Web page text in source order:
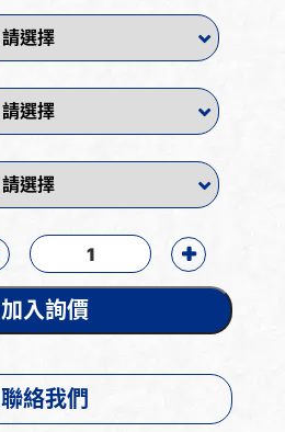
加入詢價
聯絡我們